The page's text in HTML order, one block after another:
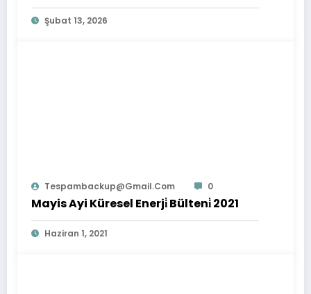
Şubat 13, 2026
Tespambackup@gmail.com 0
Mayis Ayi Küresel Enerji̇ Bülteni̇ 2021
Haziran 1, 2021